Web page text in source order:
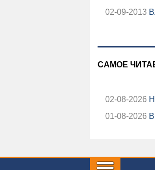
02-09-2013
САМОЕ
02-08-2026
01-08-2026